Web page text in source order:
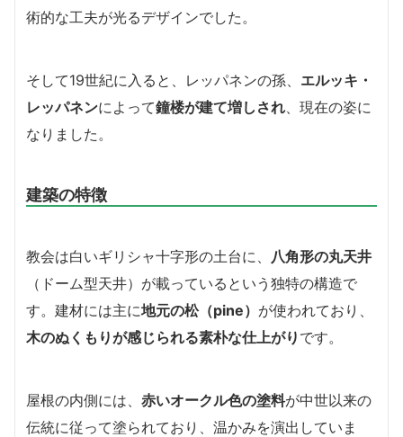
術的な工夫が光るデザインでした。
そして19世紀に入ると、レッパネンの孫、 エルッキ・
レッパネンによって鐘楼が建て増しされ 、現在の姿に
なりました。
建築の特徴
教会は白いギリシャ十字形の土台に、 八角形の丸天井
（ドーム型天井）が載っているという独特の構造で
す。建材には主に地元の松（pine） が使われており、
木のぬくもりが感じられる素朴な仕上がり です。
屋根の内側には、 赤いオークル色の塗料が中世以来の
伝統に従って塗られており、温かみを演出していま